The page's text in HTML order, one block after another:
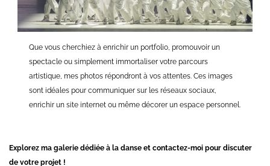
Que vous cherchiez à enrichir un portfolio, promouvoir un
spectacle ou simplement immortaliser votre parcours
artistique, mes photos répondront à vos attentes. Ces images
sont idéales pour communiquer sur les réseaux sociaux,
enrichir un site internet ou même décorer un espace personnel.
Explorez ma galerie dédiée à la danse et contactez-moi pour discuter
de votre projet !